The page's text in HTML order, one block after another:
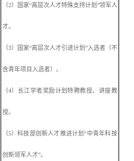
（2）国家“高层次人才特殊支持计划”领军人
才。
（3）国家“高层次人才引进计划”入选者（不
含青年项目入选者）。
（4）长江学者奖励计划特聘教授、讲座教
授。
（5）科技部创新人才推进计划“中青年科技
创新领军人才”。